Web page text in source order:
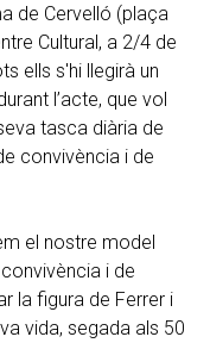
de Cervelló (plaça
Cultural, a 2/4 de
ells s'hi llegirà un
l’acte, que vol
tasca diària de
convivència i de
el nostre model
i de
la figura de Ferrer i
vida, segada als 50